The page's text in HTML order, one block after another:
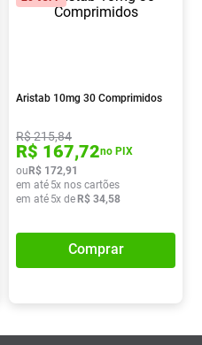
Aristab 10mg 30 Comprimidos
R$215,84
R$ 167,72no PIX
ouR$ 172,91
em até 5x nos cartões
em até 5x deR$ 34,58
Comprar